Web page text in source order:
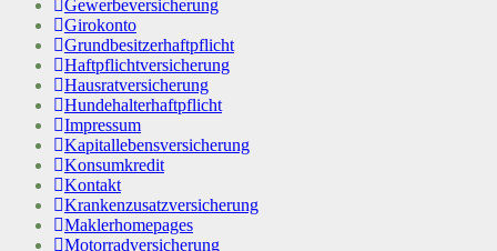
Gewerbeversicherung
Girokonto
Grundbesitzerhaftpflicht
Haftpflichtversicherung
Hausratversicherung
Hundehalterhaftpflicht
Impressum
Kapitallebensversicherung
Konsumkredit
Kontakt
Krankenzusatzversicherung
Maklerhomepages
Motorradversicherung